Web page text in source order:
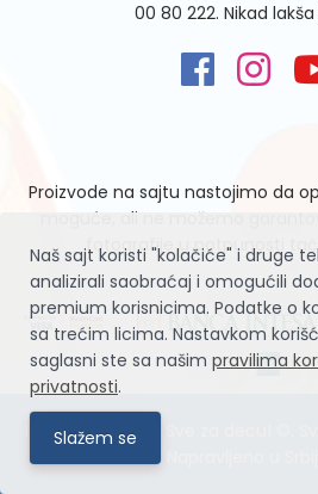
Naš sajt koristi "kolačiće" i druge
analizirali saobraćaj i omogućili
premium korisnicima. Podatke o
sa trećim licima. Nastavkom
saglasni ste sa našim pravilima
privatnosti.
Slažem se
00 80 222. Nikad
Proizvode na sajtu nastojimo da
moguće, ali ne možemo
fotografije u potpunosti
Igračke Zvrčke – Sve za decu! ©.